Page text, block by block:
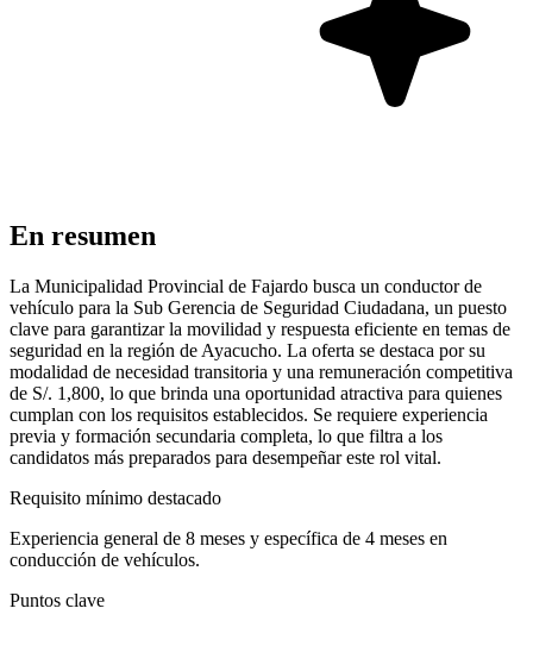
En resumen
La Municipalidad Provincial de Fajardo busca un conductor de
vehículo para la Sub Gerencia de Seguridad Ciudadana, un puesto
clave para garantizar la movilidad y respuesta eficiente en temas de
seguridad en la región de Ayacucho. La oferta se destaca por su
modalidad de necesidad transitoria y una remuneración competitiva
de S/. 1,800, lo que brinda una oportunidad atractiva para quienes
cumplan con los requisitos establecidos. Se requiere experiencia
previa y formación secundaria completa, lo que filtra a los
candidatos más preparados para desempeñar este rol vital.
Requisito mínimo destacado
Experiencia general de 8 meses y específica de 4 meses en
conducción de vehículos.
Puntos clave